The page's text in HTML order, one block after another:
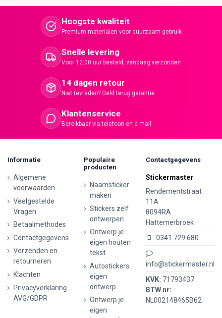
Hoogste kwaliteit
Premium materialen voor duurzaam gebruik
Snelle levering
Voor 12:00 uur besteld, vandaag verzonden
14 dagen retour
Niet tevreden? Geld terug garantie
Klantenservice
Bereikbaar via telefoon en e-mail
Informatie
Algemene
voorwaarden
Veelgestelde
Vragen
Betaalmethodes
Contactgegevens
Verzenden en
retourneren
Klachten
Privacyverklaring
AVG/GDPR
Populaire
producten
Naamsticker
maken
Stickers zelf
ontwerpen
Ontwerp je
eigen houten
tekst
Autostickers
eigen
ontwerp
Ontwerp je
eigen
Contactgegevens
Stickermaster
Rendementstraat
11A
8094RA
Hattemerbroek
0341 729 680
info@stickermaster.nl
KVK: 71793437
BTW nr:
NL002148465B62